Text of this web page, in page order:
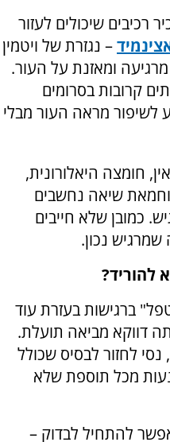
רכיבים שיכולים לעזור
– נגזרת של ויטמין
ומאזנת על העור.
קרובות בסרומים
לשיפור מראה העור מבלי
חומצה היאלורונית,
שיאה נחשבים
כמובן שלא חייבים
נכון.
להוריד?
ברגישות בעזרת עוד
דווקא מביאה תועלת.
לחזור לבסיס שכולל
מכל תוספת שלא
להתחיל לבדוק –